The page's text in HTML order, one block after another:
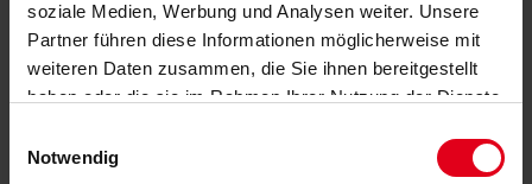
soziale Medien, Werbung und Analysen weiter. Unsere
Partner führen diese Informationen möglicherweise mit
weiteren Daten zusammen, die Sie ihnen bereitgestellt
haben oder die sie im Rahmen Ihrer Nutzung der Dienste
Notwendig